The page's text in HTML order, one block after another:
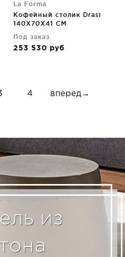
La Forma
Кофейный столик Drasi
140X70X41 CM
Под заказ
253 530 руб
4 вперед→
из